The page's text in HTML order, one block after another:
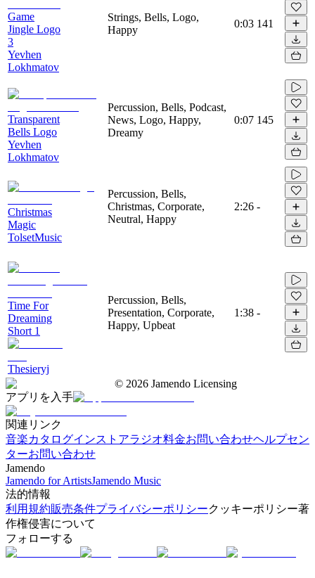
Game
Jingle Logo
3
Yevhen
Lokhmatov
Strings, Bells, Logo,
Happy
0:03 141
Transparent
Bells Logo
Yevhen
Lokhmatov
Percussion, Bells, Podcast,
News, Logo, Happy,
Dreamy
0:07 145
Christmas
Magic
TolsetMusic
Percussion, Bells,
Christmas, Corporate,
Neutral, Happy
2:26 -
Time For
Dreaming
Short 1
Thesieryj
Percussion, Bells,
Presentation, Corporate,
Happy, Upbeat
1:38 -
© 2026 Jamendo Licensing
アプリを入手
関連リンク
音楽カタログインストアラジオ料金お問い合わせヘルプセン
ターお問い合わせ
Jamendo
Jamendo for ArtistsJamendo Music
法的情報
利用規約販売条件プライバシーポリシークッキーポリシー著
作権侵害について
フォローする